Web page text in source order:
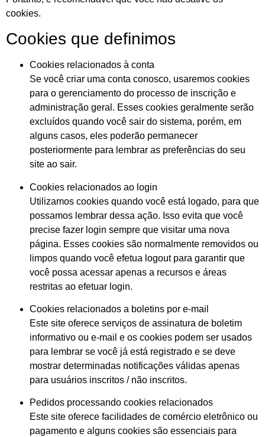
cookies.
Cookies que definimos
Cookies relacionados à conta
Se você criar uma conta conosco, usaremos cookies
para o gerenciamento do processo de inscrição e
administração geral. Esses cookies geralmente serão
excluídos quando você sair do sistema, porém, em
alguns casos, eles poderão permanecer
posteriormente para lembrar as preferências do seu
site ao sair.
Cookies relacionados ao login
Utilizamos cookies quando você está logado, para que
possamos lembrar dessa ação. Isso evita que você
precise fazer login sempre que visitar uma nova
página. Esses cookies são normalmente removidos ou
limpos quando você efetua logout para garantir que
você possa acessar apenas a recursos e áreas
restritas ao efetuar login.
Cookies relacionados a boletins por e-mail
Este site oferece serviços de assinatura de boletim
informativo ou e-mail e os cookies podem ser usados
para lembrar se você já está registrado e se deve
mostrar determinadas notificações válidas apenas
para usuários inscritos / não inscritos.
Pedidos processando cookies relacionados
Este site oferece facilidades de comércio eletrônico ou
pagamento e alguns cookies são essenciais para